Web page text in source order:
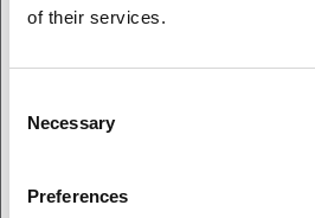
of their services.
Selection
Necessary
Preferences